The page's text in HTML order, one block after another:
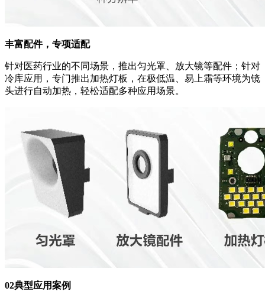
丰富配件，专项适配
针对医药行业的不同场景，推出匀光罩、放大镜等配件；针对
冷库应用，专门推出加热灯板，在极低温、易上霜等环境为镜
头进行自动加热，轻松适配多种应用场景。
02典型应用案例